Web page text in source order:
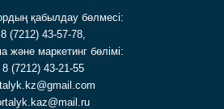
қабылдау бөлмесі:
8 (7212) 43-57-78,
және маркетинг бөлімі:
8 (7212) 43-21-55